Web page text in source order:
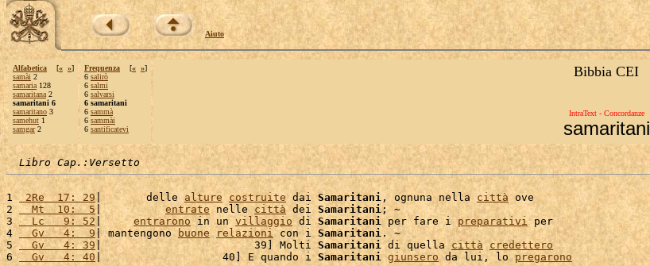
Aiuto
Alfabetica [« »]
samài 2
samaria 128
samaritana 2
samaritani 6
samaritano 3
samehut 1
samgar2
Frequenza [« »]
6 salirò
6 salmi
6 salvarsi
6 samaritani
6 sammà
6 sammài
6 santificatevi
Bibbia CEI
IntraText - Concordanze
samaritani
Libro Cap.:Versetto
1 2Re  17: 29|       delle alture costruite dai Samaritani , ognuna nella città ove
2
  Mt  10:  5
| entrate nelle città dei Samaritani ; ~
3
  Lc   9: 52
| entrarono in un villaggio di Samaritani per fare i preparativi per
4
  Gv   4:  9
| mantengono buone relazioni con i Samaritani . ~
5
  Gv   4: 39
|                        39] Molti Samaritani di quella città credettero
6
  Gv   4: 40
|                   40] E quando i Samaritani giunsero da lui, lo pregarono